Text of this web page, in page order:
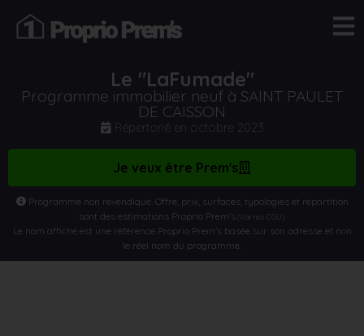
Le "LaFumade"
Programme immobilier neuf à SAINT PAULET
DE CAISSON
Répertorié en octobre 2023
Je veux être Prem's
Programme non revendiqué. Offre, prix, surfaces, typologies et répartition
sont des estimations Proprio Prem’s(Voir nos CGU)
Le nom affiché est une référence Proprio Prem’s basée sur son adresse et non
le réel nom du programme.